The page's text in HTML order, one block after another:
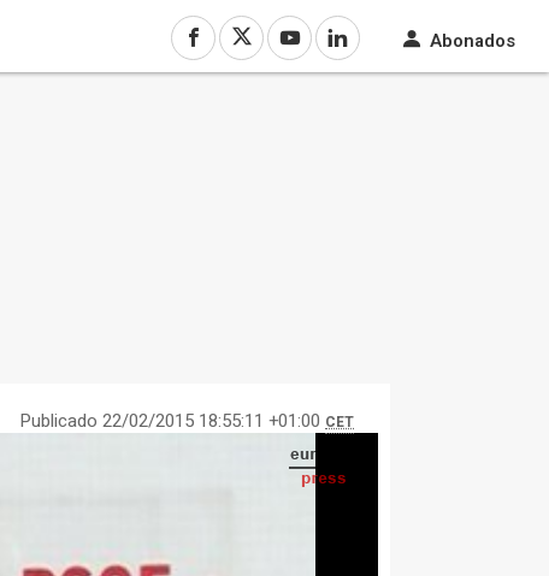
Abonados
Publicado 22/02/2015 18:55:11 +01:00 CET